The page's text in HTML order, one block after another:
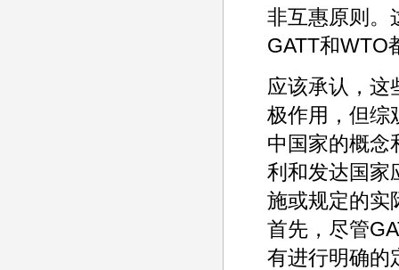
非互惠原则。
GATT和WTO
应该承认，这
极作用，但综
中国家的概念
利和发达国家
施或规定的实
首先，尽管
有进行明确的